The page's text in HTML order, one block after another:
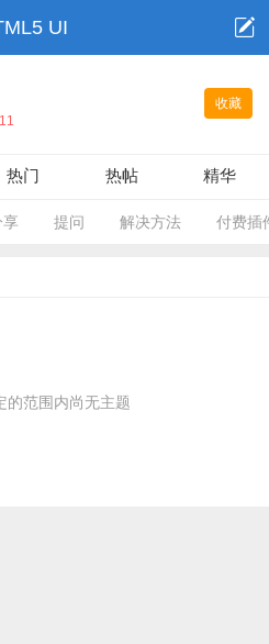
UI
收藏
11
热门 热帖 精华
提问 解决方法 付费插
的范围内尚无主题